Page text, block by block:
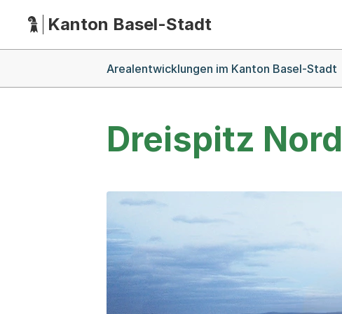
HauptnavigationKanton Basel-Stadt
Arealentwicklungen im Kanton Basel-Stadt
Dreispitz Nord